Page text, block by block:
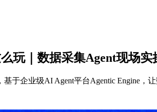
玩｜数据采集Agent现场实
于企业级AI Agent平台Agentic Engine，